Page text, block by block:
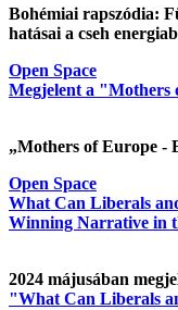
Bohémiai rapszódia:
hatásai a cseh
Open Space
Megjelent a
„Mothers of Europe -
Open Space
What Can Liberals
Winning Narrative in
2024 májusában
"What Can Liberals